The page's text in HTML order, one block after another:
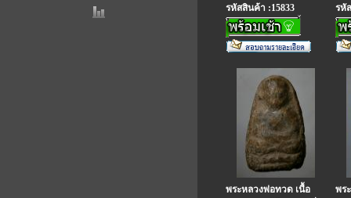
รหัสสินค้า :15833 รหั
พระหลวงพ่อทวด เนื้อ
พร